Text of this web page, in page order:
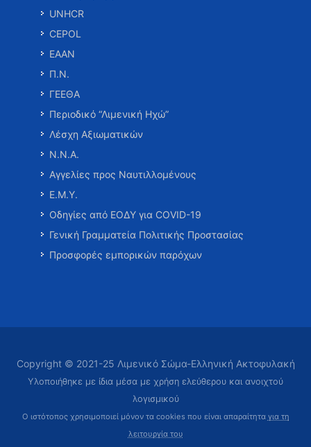
UNHCR
CEPOL
ΕΑΑΝ
Π.Ν.
ΓΕΕΘΑ
Περιοδικό “Λιμενική Ηχώ”
Λέσχη Αξιωματικών
Ν.Ν.Α.
Αγγελίες προς Ναυτιλλομένους
Ε.Μ.Υ.
Οδηγίες από ΕΟΔΥ για COVID-19
Γενική Γραμματεία Πολιτικής Προστασίας
Προσφορές εμπορικών παρόχων
Copyright © 2021-25 Λιμενικό Σώμα-Ελληνική Ακτοφυλακή
Υλοποιήθηκε με ίδια μέσα με χρήση ελεύθερου και ανοιχτού
λογισμικού
Ο ιστότοπος χρησιμοποιεί μόνον τα cookies που είναι απαραίτητα για τη
λειτουργία του